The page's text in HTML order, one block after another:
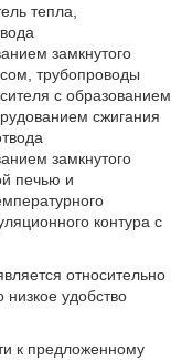
тепла,
замкнутого
трубопроводы
с образованием
сжигания
замкнутого
печью и
контура с
относительно
низкое удобство
к предложенному